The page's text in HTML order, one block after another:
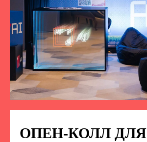
ОПЕН-КОЛЛ ДЛЯ
НА НАС В СОЦСЕТЯХ